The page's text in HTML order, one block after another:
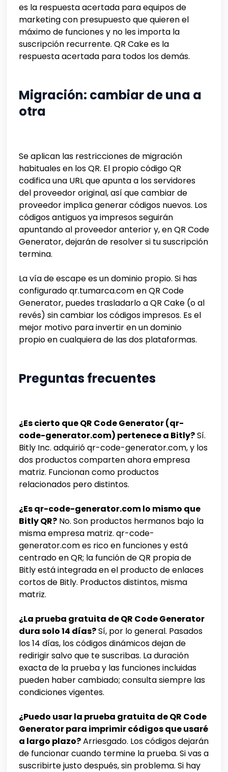
es la respuesta acertada para equipos de
marketing con presupuesto que quieren el
máximo de funciones y no les importa la
suscripción recurrente. QR Cake es la
respuesta acertada para todos los demás.
Migración: cambiar de una a
otra
Se aplican las restricciones de migración
habituales en los QR. El propio código QR
codifica una URL que apunta a los servidores
del proveedor original, así que cambiar de
proveedor implica generar códigos nuevos. Los
códigos antiguos ya impresos seguirán
apuntando al proveedor anterior y, en QR Code
Generator, dejarán de resolver si tu suscripción
termina.
La vía de escape es un dominio propio. Si has
configurado qr.tumarca.com en QR Code
Generator, puedes trasladarlo a QR Cake (o al
revés) sin cambiar los códigos impresos. Es el
mejor motivo para invertir en un dominio
propio en cualquiera de las dos plataformas.
Preguntas frecuentes
¿Es cierto que QR Code Generator (qr-
code-generator.com) pertenece a Bitly?Sí.
Bitly Inc. adquirió qr-code-generator.com, y los
dos productos comparten ahora empresa
matriz. Funcionan como productos
relacionados pero distintos.
¿Es qr-code-generator.com lo mismo que
Bitly QR? No. Son productos hermanos bajo la
misma empresa matriz. qr-code-
generator.com es rico en funciones y está
centrado en QR; la función de QR propia de
Bitly está integrada en el producto de enlaces
cortos de Bitly. Productos distintos, misma
matriz.
¿La prueba gratuita de QR Code Generator
dura solo 14 días?Sí, por lo general. Pasados
los 14 días, los códigos dinámicos dejan de
redirigir salvo que te suscribas. La duración
exacta de la prueba y las funciones incluidas
pueden haber cambiado; consulta siempre las
condiciones vigentes.
¿Puedo usar la prueba gratuita de QR Code
Generator para imprimir códigos que usaré
a largo plazo?Arriesgado. Los códigos dejarán
de funcionar cuando termine la prueba. Si vas a
suscribirte justo después, sin problema. Si hay